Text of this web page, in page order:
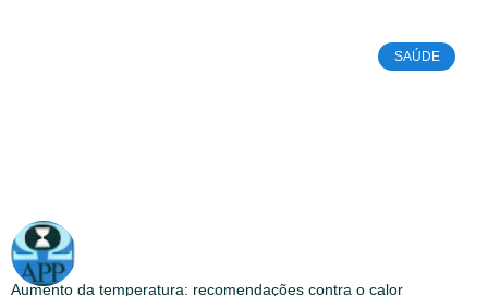
SAÚDE
Aumento da temperatura: recomendações contra o calor